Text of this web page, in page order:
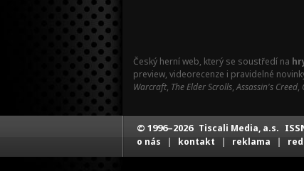
Český herní web, který se soustředí na
preview, videorecenze i pravidelné
Warcraft, The Elder Scrolls,Assassin's Creed,
© 1996–2026 Tiscali Media, a.s.
o nás | kontakt | reklama |